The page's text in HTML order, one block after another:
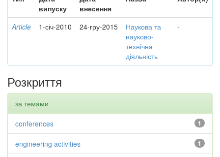
випуску
внесення
Article 1-січ-2010 24-гру-2015
Наукова та
науково-
технічна
діяльність
-
Розкриття
за темами
1
conferences
1
engineering activities